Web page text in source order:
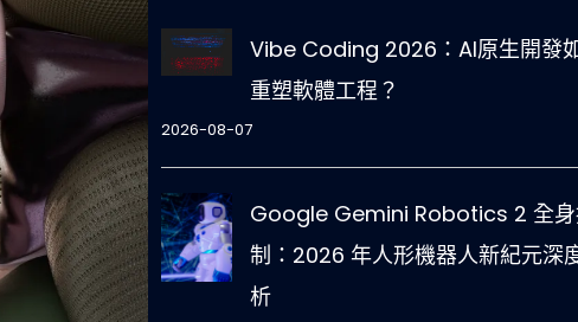
Vibe Coding 2026：AI原生開發
重塑軟體工程？
2026-08-07
Google Gemini Robotics 2 全
制：2026 年人形機器人新紀元深
析